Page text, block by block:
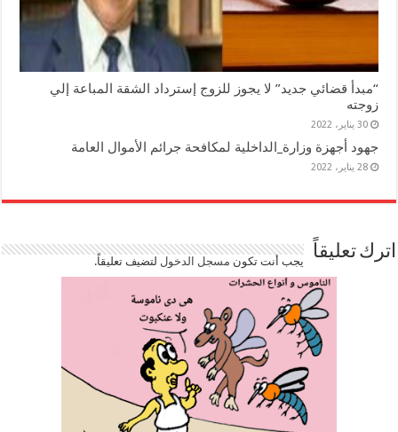
“مبدأ قضائي جديد” لا يجوز للزوج إسترداد الشقة المباعة إلي
زوجته
30 يناير، 2022
جهود أجهزة وزارة_الداخلية لمكافحة جرائم الأموال العامة
28 يناير، 2022
اترك تعليقاً يجب أنت تكون مسجل الدخوللتضيف تعليقاً.